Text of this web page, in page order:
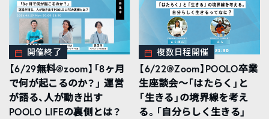
開催終了
【6/29無料@zoom】「8ヶ月
で何が起こるのか？」 運営
が語る、人が動き出す
POOLO LIFEの裏側とは？
複数日程開催
【6/22@Zoom】POOLO卒業
生座談会〜「はたらく」と
「生きる」の境界線を考え
る。「自分らしく生きる」